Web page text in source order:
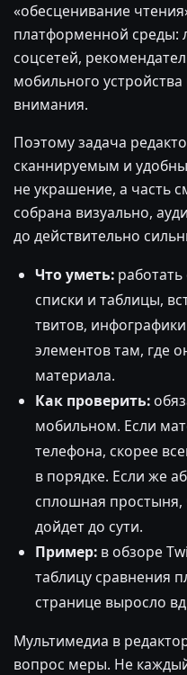
«обесценивание
платформенной среды:
соцсетей,
мобильного
внимания.
Поэтому задача
сканнируемым и
не украшение, а часть
собрана визуально,
до действительно
Что уметь:работать
списки и таблицы,
твитов,
элементов там, где
материала.
Как проверить:
мобильном. Если
телефона, скорее
в порядке. Если же
сплошная простыня,
дойдет до сути.
Пример:в обзоре
таблицу сравнения
странице выросло
Мультимедиа в
вопрос меры. Не